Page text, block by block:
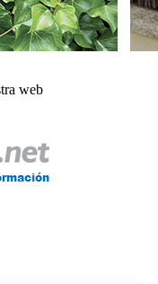
web